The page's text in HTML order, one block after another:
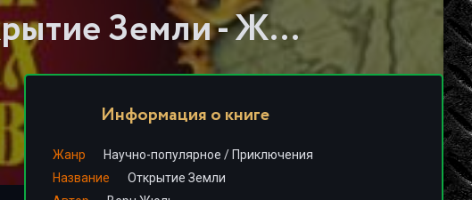
Слушать книгу - "Открытие Земли - Жюль Верн"
Информация о книге
Жанр Научно-популярное / Приключения
Название
Открытие Земли